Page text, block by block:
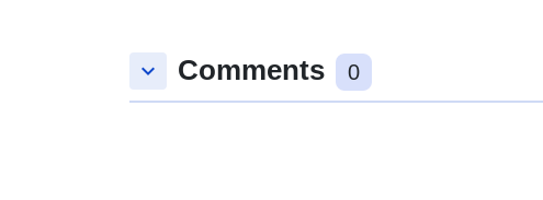
keyboard_arrow_down Comments 0